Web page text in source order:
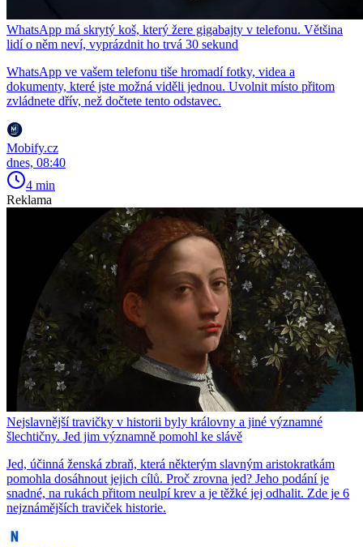
WhatsApp má skrytý koš, který žere gigabajty v telefonu. Většina
lidí o něm neví, vyprázdnit ho trvá 30 sekund
WhatsApp ve vašem telefonu tiše hromadí fotky, videa a
dokumenty, které jste možná viděli jednou. Uvolnit místo přitom
zvládnete dřív, než dočtete tento odstavec.
Mobify.cz
dnes, 08:40
4 min
Reklama
Nejslavnější travičky v historii byly královny a jiné významné
šlechtičny. Jed jim významně pomohl ke slávě
Jed, účinná ženská zbraň, která některým slavným aristokratkám
pomohla dosáhnout jejich cílů. Proč zrovna jed? Jeho podání je
snadné, na rukách přitom neulpí krev a je těžké jej odhalit. Zde je 6
nejznámějších traviček historie.